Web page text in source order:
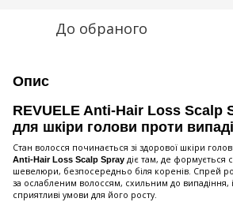
До обраного
Опис
REVUELE Anti-Hair Loss Scalp
для шкіри голови проти
Стан волосся починається зі здорової шкіри
Anti-Hair Loss Scalp Spray діє там, де формується
шевелюри, безпосередньо біля коренів. Спрей
за ослабленим волоссям, схильним до випадіння,
сприятливі умови для його росту.